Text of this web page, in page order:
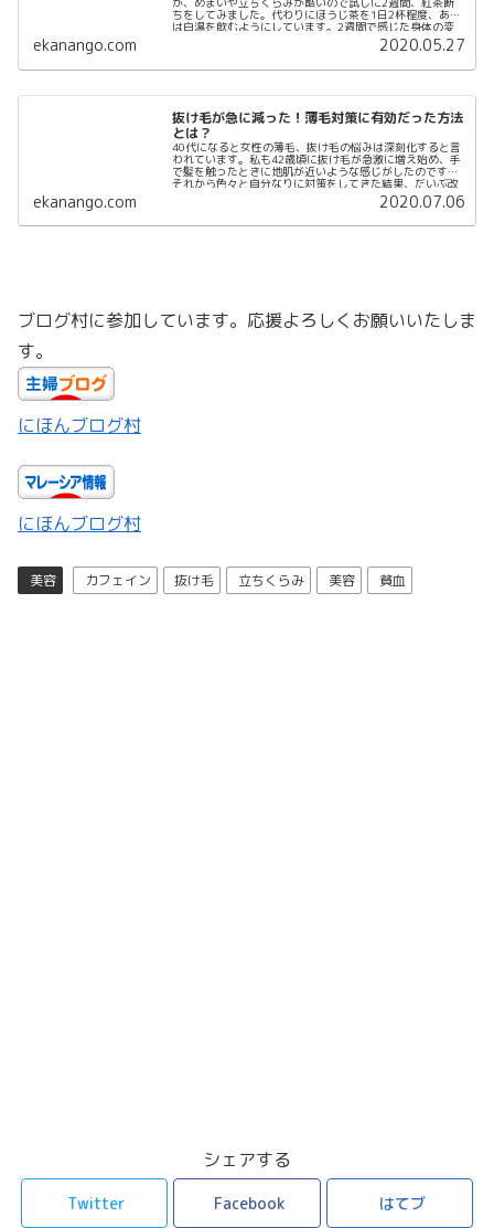
ちをしてみました。代わりにほうじ茶を1日2杯程度、あと
は白湯を飲むようにしています。2週間で感じた身体の変
ekanango.com 2020.05.27
抜け毛が急に減った！薄毛対策に有効だった方法
とは？
40代になると女性の薄毛、抜け毛の悩みは深刻化すると言
われています。私も42歳頃に抜け毛が急激に増え始め、手
で髪を触ったときに地肌が近いような感じがしたのです。
それから色々と自分なりに対策をしてきた結果、だいぶ改
ekanango.com 2020.07.06
ブログ村に参加しています。応援よろしくお願いいたしま
す。
にほんブログ村
にほんブログ村
美容 カフェイン 抜け毛 立ちくらみ 美容 貧血
シェアする
Twitter Facebook はてブ